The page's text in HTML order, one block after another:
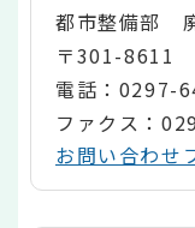
都市整備部
〒301-8611
電話：0297-
ファクス：
お問い合わせ